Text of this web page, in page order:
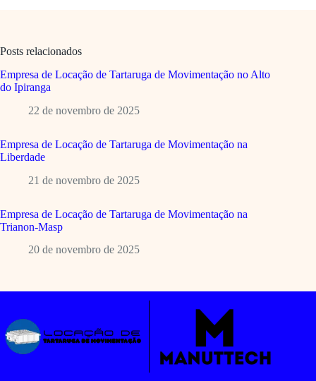
Posts relacionados
Empresa de Locação de Tartaruga de Movimentação no Alto
do Ipiranga
22 de novembro de 2025
Empresa de Locação de Tartaruga de Movimentação na
Liberdade
21 de novembro de 2025
Empresa de Locação de Tartaruga de Movimentação na
Trianon-Masp
20 de novembro de 2025